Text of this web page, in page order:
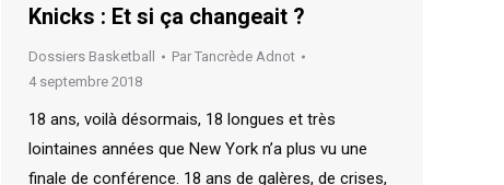
Knicks : Et si ça changeait ?
Dossiers Basketball Par Tancrède Adnot
4 septembre 2018
18 ans, voilà désormais, 18 longues et très
lointaines années que New York n’a plus vu une
finale de conférence. 18 ans de galères, de crises,